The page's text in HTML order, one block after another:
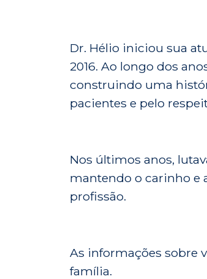
Dr. Hélio iniciou sua
2016. Ao longo dos
construindo uma
pacientes e pelo
Nos últimos anos,
mantendo o carinho e
profissão.
As informações sobre
família.